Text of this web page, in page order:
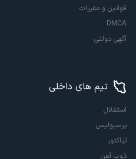
قوانین و مقررات
DMCA
آگهی دولتی
تیم های داخلی
استقلال
پرسپولیس
تراکتور
ذوب آهن